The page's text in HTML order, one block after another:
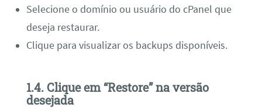
Selecione o domínio ou usuário do cPanel que
deseja restaurar.
Clique para visualizar os backups disponíveis.
1.4. Clique em “Restore” na versão
desejada